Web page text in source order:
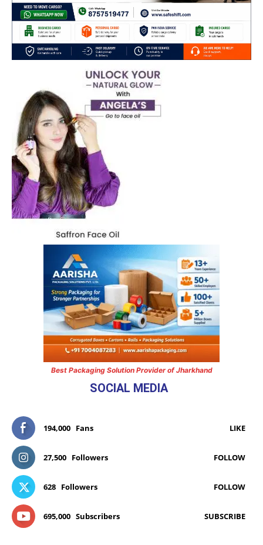
Best Packaging Solution Provider of Jharkhand
SOCIAL MEDIA
194,000 Fans LIKE
27,500 Followers FOLLOW
628 Followers FOLLOW
695,000 Subscribers SUBSCRIBE